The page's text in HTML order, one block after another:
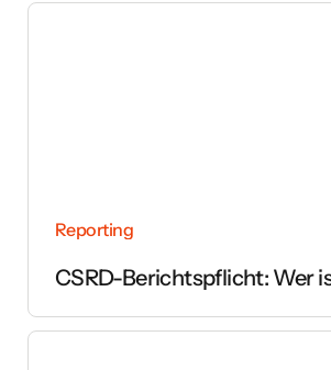
Reporting
CSRD-Berichtspflicht: Wer